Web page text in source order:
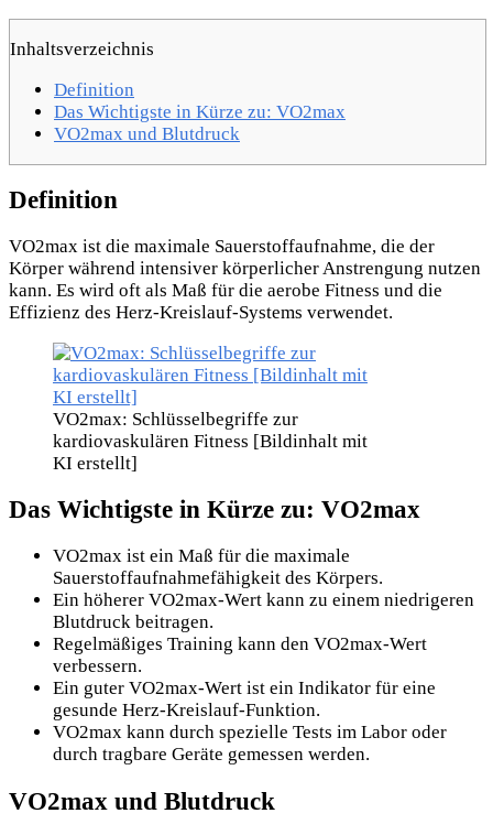
Inhaltsverzeichnis
Definition
Das Wichtigste in Kürze zu: VO2max
VO2max und Blutdruck
Definition
VO2max ist die maximale Sauerstoffaufnahme, die der
Körper während intensiver körperlicher Anstrengung nutzen
kann. Es wird oft als Maß für die aerobe Fitness und die
Effizienz des Herz-Kreislauf-Systems verwendet.
VO2max: Schlüsselbegriffe zur
kardiovaskulären Fitness [Bildinhalt mit
KI erstellt]
Das Wichtigste in Kürze zu: VO2max
VO2max ist ein Maß für die maximale
Sauerstoffaufnahmefähigkeit des Körpers.
Ein höherer VO2max-Wert kann zu einem niedrigeren
Blutdruck beitragen.
Regelmäßiges Training kann den VO2max-Wert
verbessern.
Ein guter VO2max-Wert ist ein Indikator für eine
gesunde Herz-Kreislauf-Funktion.
VO2max kann durch spezielle Tests im Labor oder
durch tragbare Geräte gemessen werden.
VO2max und Blutdruck